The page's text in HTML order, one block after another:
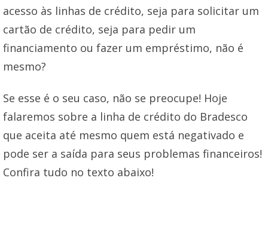
acesso às linhas de crédito, seja para solicitar um
cartão de crédito, seja para pedir um
financiamento ou fazer um empréstimo, não é
mesmo?
Se esse é o seu caso, não se preocupe! Hoje
falaremos sobre a linha de crédito do Bradesco
que aceita até mesmo quem está negativado e
pode ser a saída para seus problemas financeiros!
Confira tudo no texto abaixo!